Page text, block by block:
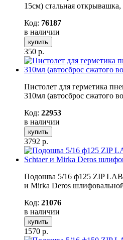
15см) стальная
Код: 76187
в наличии
купить
350 р.
Пистолет для герметика
310мл (автосброс сжатого
Код: 22953
в наличии
купить
3792 р.
Подошва 5/16 ф125 ZIP LAB
и Mirka Deros
Код: 21076
в наличии
купить
1570 р.